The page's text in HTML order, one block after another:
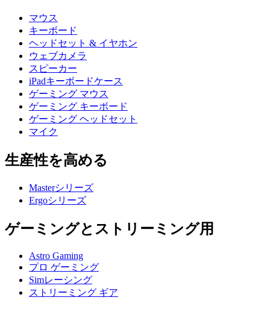
マウス
キーボード
ヘッドセット & イヤホン
ウェブカメラ
スピーカー
iPadキーボードケース
ゲーミング マウス
ゲーミング キーボード
ゲーミング ヘッドセット
マイク
生産性を高める
Masterシリーズ
Ergoシリーズ
ゲーミングとストリーミング用
Astro Gaming
プロ ゲーミング
Simレーシング
ストリーミング ギア